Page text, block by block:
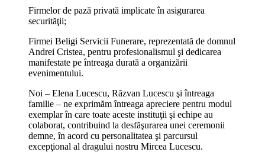
Firmelor de pază privată implicate în asigurarea
securităţii;
Firmei Beligi Servicii Funerare, reprezentată de domnul
Andrei Cristea, pentru profesionalismul şi dedicarea
manifestate pe întreaga durată a organizării
evenimentului.
Noi – Elena Lucescu, Răzvan Lucescu şi întreaga
familie – ne exprimăm întreaga apreciere pentru modul
exemplar în care toate aceste instituţii şi echipe au
colaborat, contribuind la desfăşurarea unei ceremonii
demne, în acord cu personalitatea şi parcursul
excepţional al dragului nostru Mircea Lucescu.